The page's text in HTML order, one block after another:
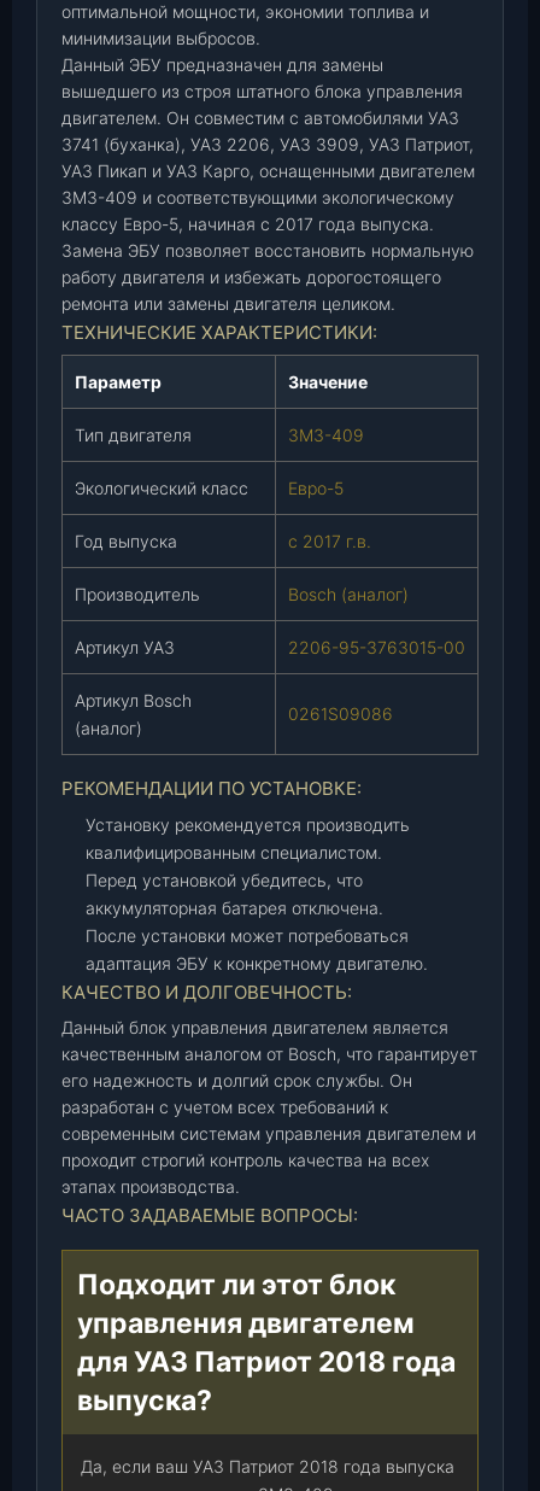
д
в
.
4
0
9
)
Е
(
с
1
г
в
)
2
5
1
-
(
а
н
9
оптимальной мощности, экономии топлива и
минимизации выбросов.
Данный ЭБУ предназначен для замены
вышедшего из строя штатного блока управления
двигателем. Он совместим с автомобилями УАЗ
3741 (буханка), УАЗ 2206, УАЗ 3909, УАЗ Патриот,
УАЗ Пикап и УАЗ Карго, оснащенными двигателем
ЗМЗ-409 и соответствующими экологическому
классу Евро-5, начиная с 2017 года выпуска.
Замена ЭБУ позволяет восстановить нормальную
работу двигателя и избежать дорогостоящего
ремонта или замены двигателя целиком.
ТЕХНИЧЕСКИЕ ХАРАКТЕРИСТИКИ:
Параметр Значение
Тип двигателя ЗМЗ-409
Экологический класс Евро-5
Год выпуска с 2017 г.в.
Производитель Bosch (аналог)
Артикул УАЗ 2206-95-3763015-00
Артикул Bosch
(аналог)
0261S09086
РЕКОМЕНДАЦИИ ПО УСТАНОВКЕ:
Установку рекомендуется производить
квалифицированным специалистом.
Перед установкой убедитесь, что
аккумуляторная батарея отключена.
После установки может потребоваться
адаптация ЭБУ к конкретному двигателю.
КАЧЕСТВО И ДОЛГОВЕЧНОСТЬ:
Данный блок управления двигателем является
качественным аналогом от Bosch, что гарантирует
его надежность и долгий срок службы. Он
разработан с учетом всех требований к
современным системам управления двигателем и
проходит строгий контроль качества на всех
этапах производства.
ЧАСТО ЗАДАВАЕМЫЕ ВОПРОСЫ:
Подходит ли этот блок
управления двигателем
для УАЗ Патриот 2018 года
выпуска?
Да, если ваш УАЗ Патриот 2018 года выпуска